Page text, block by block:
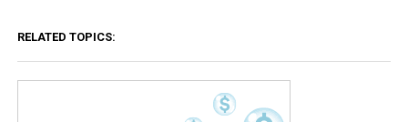
RELATED TOPICS: